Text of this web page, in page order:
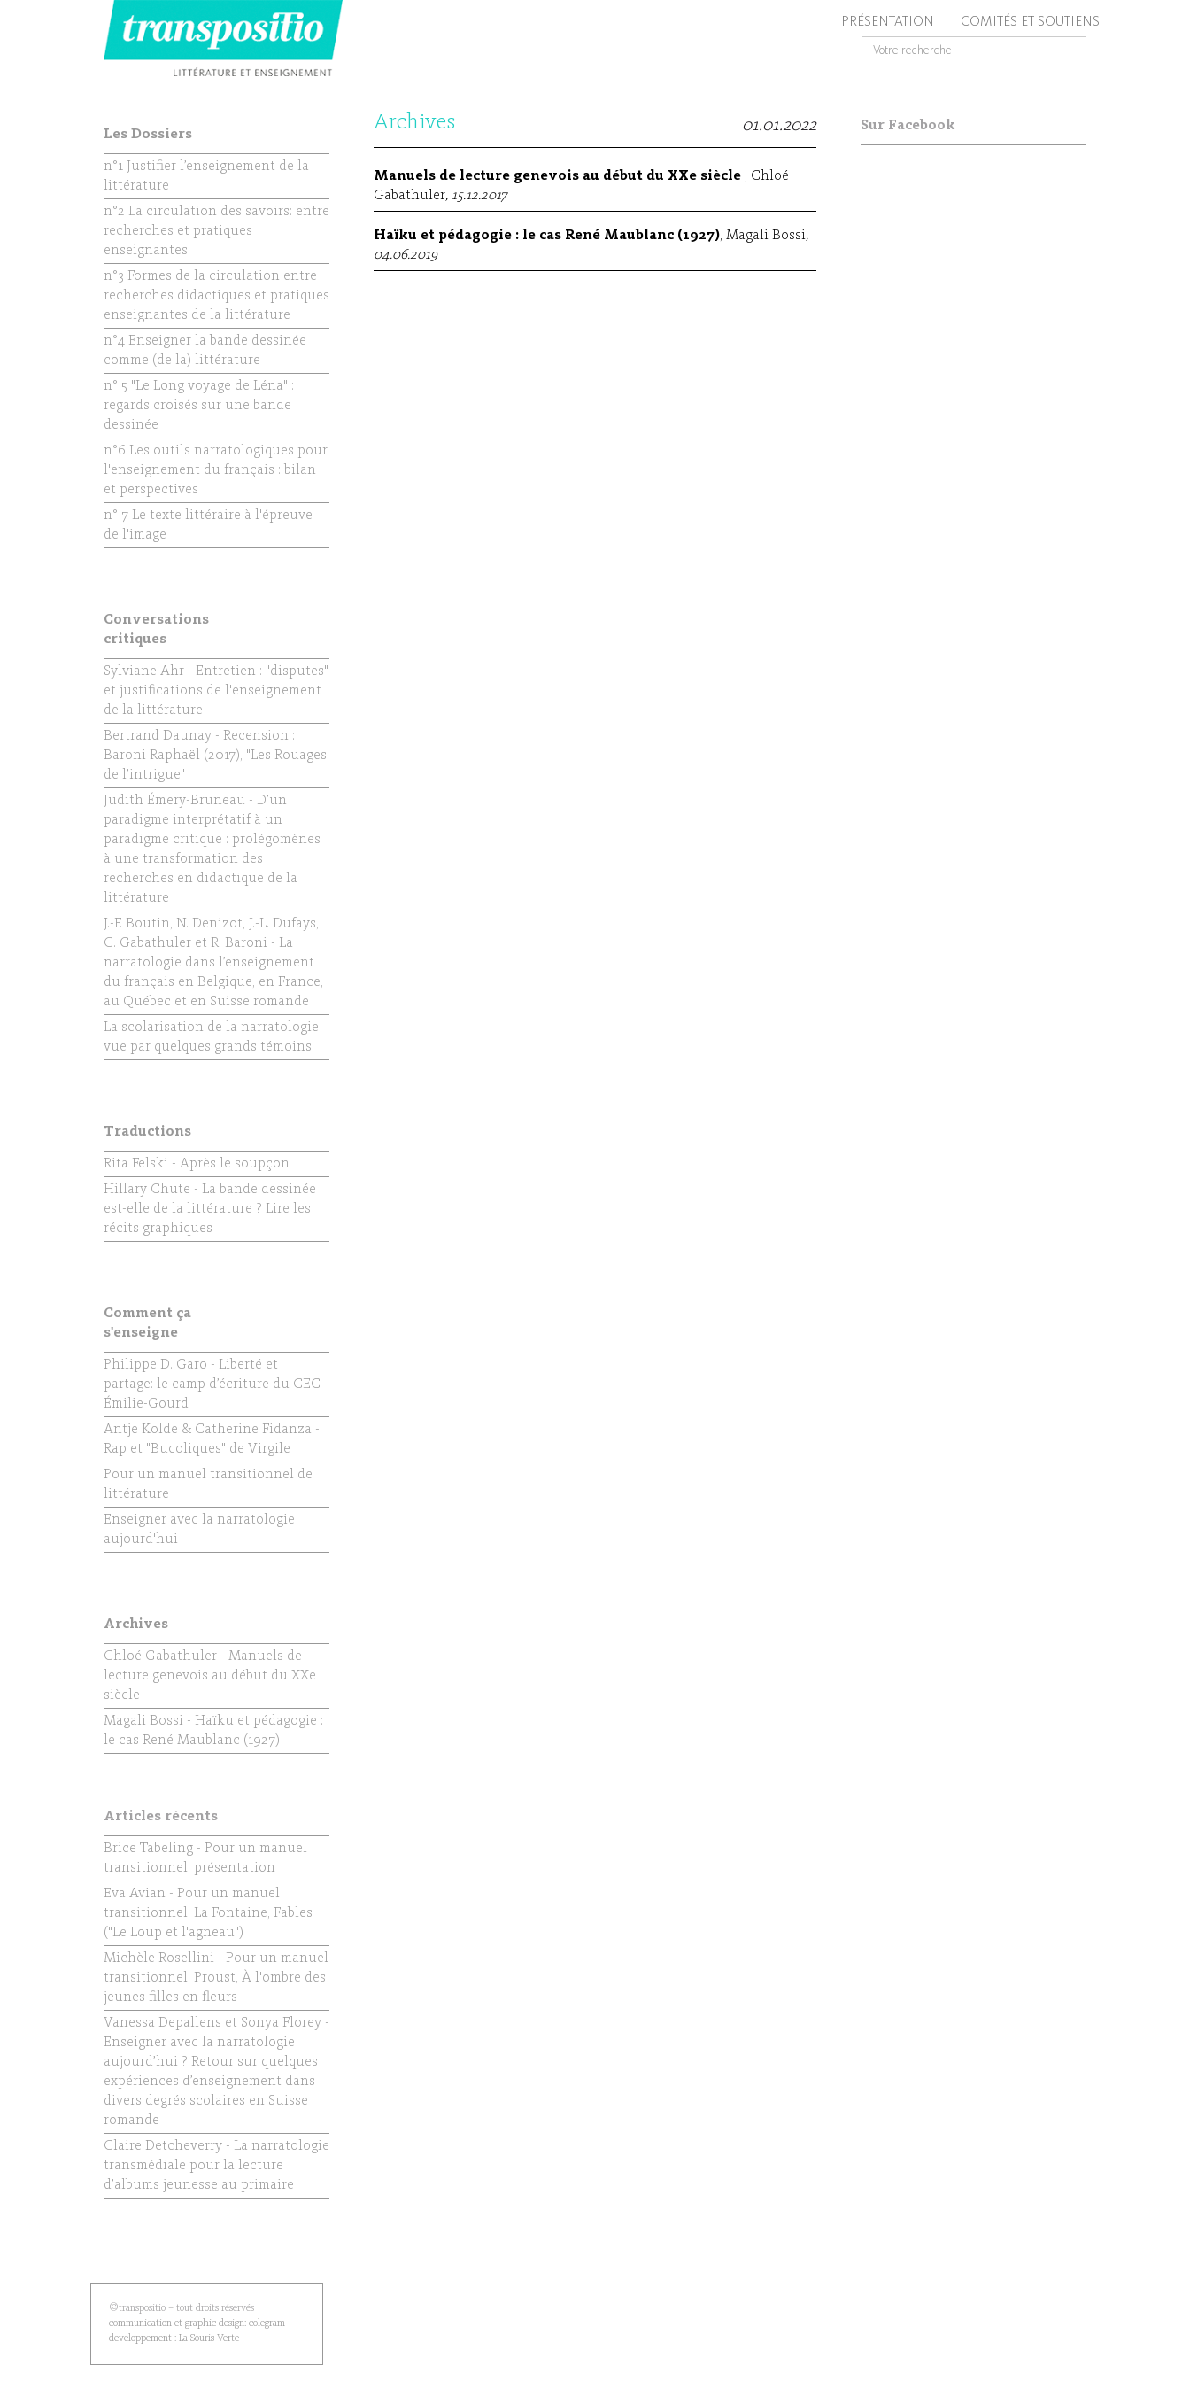
PRÉSENTATION COMITÉS ET SOUTIENS
Les Dossiers
n°1 Justifier l’enseignement de la
littérature
n°2 La circulation des savoirs: entre
recherches et pratiques
enseignantes
n°3 Formes de la circulation entre
recherches didactiques et pratiques
enseignantes de la littérature
n°4 Enseigner la bande dessinée
comme (de la) littérature
n° 5 "Le Long voyage de Léna" :
regards croisés sur une bande
dessinée
n°6 Les outils narratologiques pour
l'enseignement du français : bilan
et perspectives
n° 7 Le texte littéraire à l'épreuve
de l'image
Conversations
critiques
Sylviane Ahr - Entretien : "disputes"
et justifications de l'enseignement
de la littérature
Bertrand Daunay - Recension :
Baroni Raphaël (2017), "Les Rouages
de l’intrigue"
Judith Émery-Bruneau - D’un
paradigme interprétatif à un
paradigme critique : prolégomènes
à une transformation des
recherches en didactique de la
littérature
J.-F. Boutin, N. Denizot, J.-L. Dufays,
C. Gabathuler et R. Baroni - La
narratologie dans l’enseignement
du français en Belgique, en France,
au Québec et en Suisse romande
La scolarisation de la narratologie
vue par quelques grands témoins
Traductions
Rita Felski - Après le soupçon
Hillary Chute - La bande dessinée
est-elle de la littérature ? Lire les
récits graphiques
Comment ça
s'enseigne
Philippe D. Garo - Liberté et
partage: le camp d’écriture du CEC
Émilie-Gourd
Antje Kolde & Catherine Fidanza -
Rap et "Bucoliques" de Virgile
Pour un manuel transitionnel de
littérature
Enseigner avec la narratologie
aujourd'hui
Archives
Chloé Gabathuler - Manuels de
lecture genevois au début du XXe
siècle
Magali Bossi - Haïku et pédagogie :
le cas René Maublanc (1927)
Articles récents
Brice Tabeling - Pour un manuel
transitionnel: présentation
Eva Avian - Pour un manuel
transitionnel: La Fontaine, Fables
("Le Loup et l'agneau")
Michèle Rosellini - Pour un manuel
transitionnel: Proust, À l'ombre des
jeunes filles en fleurs
Vanessa Depallens et Sonya Florey -
Enseigner avec la narratologie
aujourd’hui ? Retour sur quelques
expériences d’enseignement dans
divers degrés scolaires en Suisse
romande
Claire Detcheverry - La narratologie
transmédiale pour la lecture
d’albums jeunesse au primaire
Archives 01.01.2022
Manuels de lecture genevois au début du XXe siècle , Chloé
Gabathuler, 15.12.2017
Haïku et pédagogie : le cas René Maublanc (1927), Magali Bossi,
04.06.2019
Sur Facebook
©transpositio – tout droits réservés
communication et graphic design: colegram
developpement : La Souris Verte